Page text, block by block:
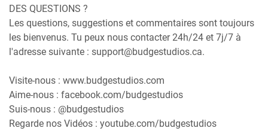
DES QUESTIONS ?
Les questions, suggestions et commentaires sont toujours
les bienvenus. Tu peux nous contacter 24h/24 et 7j/7 à
l'adresse suivante : support@budgestudios.ca.
Visite-nous : www.budgestudios.com
Aime-nous : facebook.com/budgestudios
Suis-nous : @budgestudios
Regarde nos Vidéos : youtube.com/budgestudios